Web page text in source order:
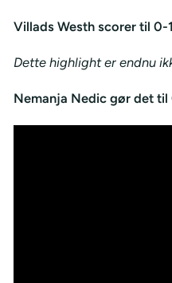
Villads Westh scorer til 0-
Dette highlight er endnu
Nemanja Nedic gør det til